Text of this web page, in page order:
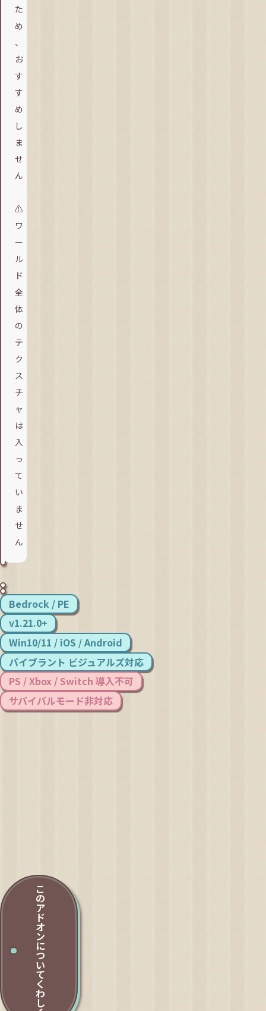
た
め
、
お
す
す
め
し
ま
せ
ん
⚠️
ワ
ー
ル
ド
全
体
の
テ
ク
ス
チ
ャ
は
入
っ
て
い
ま
せ
Bedrock / PE
v1.21.0+
Win10/11 / iOS / Android
バイブラント ビジュアルズ対応
PS / Xbox / Switch 導入不可
サバイバルモード非対応
こ
の
ア
ド
オ
ン
に
つ
い
て
く
わ
し